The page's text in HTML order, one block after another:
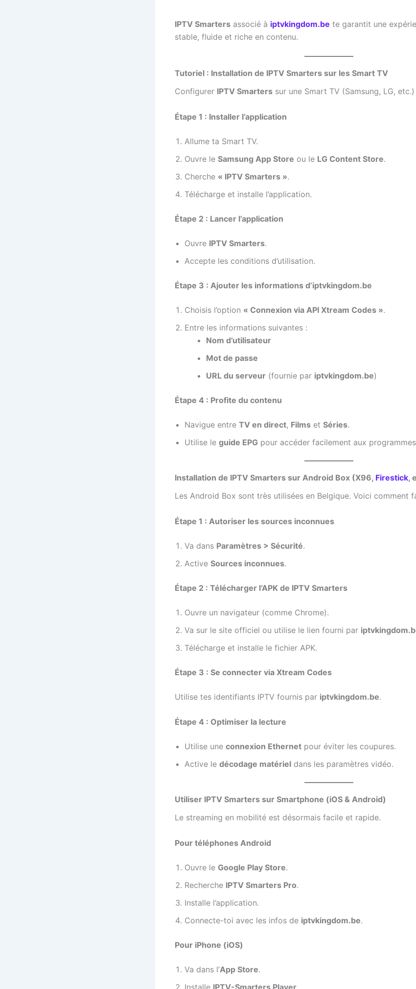
IPTV Smarters associé à iptvkingdom.be te garantit une
stable, fluide et riche en contenu.
Tutoriel : Installation de IPTV Smarters sur les Smart TV
Configurer IPTV Smarters sur une Smart TV (Samsung, LG,
Étape 1 : Installer l’application
Allume ta Smart TV.
Ouvre le Samsung App Store ou le LG Content Store.
Cherche « IPTV Smarters ».
Télécharge et installe l’application.
Étape 2 : Lancer l’application
Ouvre IPTV Smarters.
Accepte les conditions d’utilisation.
Étape 3 : Ajouter les informations d’iptvkingdom.be
Choisis l’option « Connexion via API Xtream Codes ».
Entre les informations suivantes :
Nom d’utilisateur
Mot de passe
URL du serveur (fournie par iptvkingdom.be)
Étape 4 : Profite du contenu
Navigue entre TV en direct, Films et Séries.
Utilise le guide EPG pour accéder facilement aux
Installation de IPTV Smarters sur Android Box (X96, Firestick,
Les Android Box sont très utilisées en Belgique. Voici comment
Étape 1 : Autoriser les sources inconnues
Va dans Paramètres > Sécurité.
Active Sources inconnues.
Étape 2 : Télécharger l’APK de IPTV Smarters
Ouvre un navigateur (comme Chrome).
Va sur le site officiel ou utilise le lien fourni par
Télécharge et installe le fichier APK.
Étape 3 : Se connecter via Xtream Codes
Utilise tes identifiants IPTV fournis par iptvkingdom.be.
Étape 4 : Optimiser la lecture
Utilise une connexion Ethernet pour éviter les coupures.
Active le décodage matériel dans les paramètres vidéo.
Utiliser IPTV Smarters sur Smartphone (iOS & Android)
Le streaming en mobilité est désormais facile et rapide.
Pour téléphones Android
Ouvre le Google Play Store.
Recherche IPTV Smarters Pro.
Installe l’application.
Connecte-toi avec les infos de iptvkingdom.be.
Pour iPhone (iOS)
Va dans l’App Store.
Installe IPTV-Smarters Player